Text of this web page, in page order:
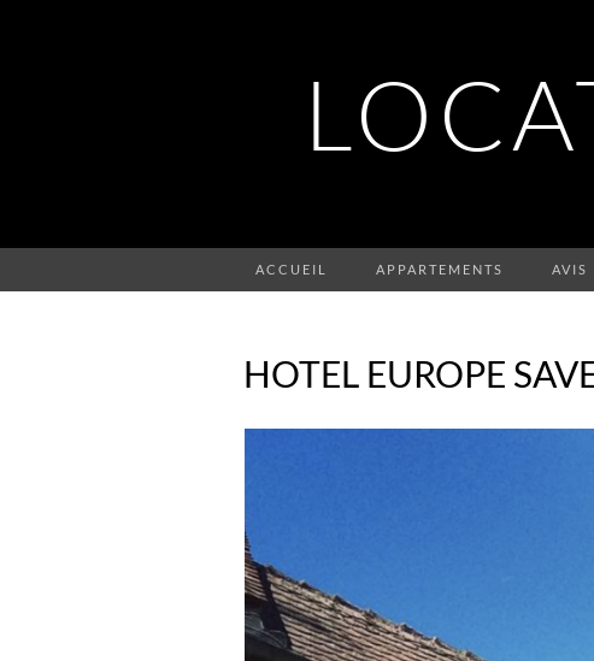
ACCUEIL APPARTEMENTS AVIS
HOTEL EUROPE